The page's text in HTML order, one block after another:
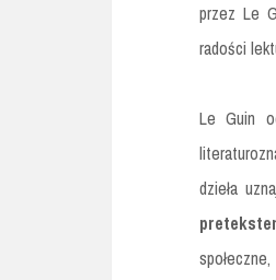
przez Le
radości
Le Guin
dzieła